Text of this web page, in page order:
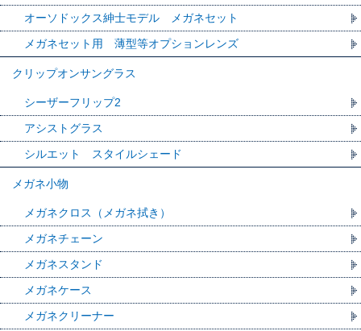
オーソドックス紳士モデル メガネセット
メガネセット用 薄型等オプションレンズ
クリップオンサングラス
シーザーフリップ2
アシストグラス
シルエット スタイルシェード
メガネ小物
メガネクロス（メガネ拭き）
メガネチェーン
メガネスタンド
メガネケース
メガネクリーナー